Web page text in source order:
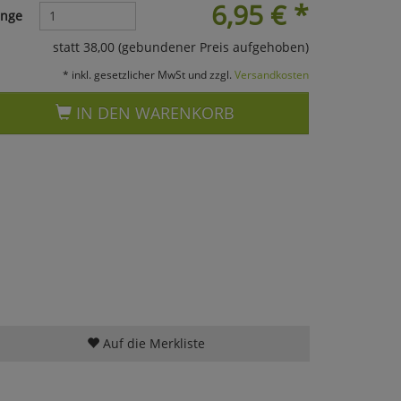
6,95 €*
statt 38,00 (gebundener Preis aufgehoben)
* inkl. gesetzlicher MwSt und zzgl. Versandkosten
IN DEN WARENKORB
Auf die Merkliste